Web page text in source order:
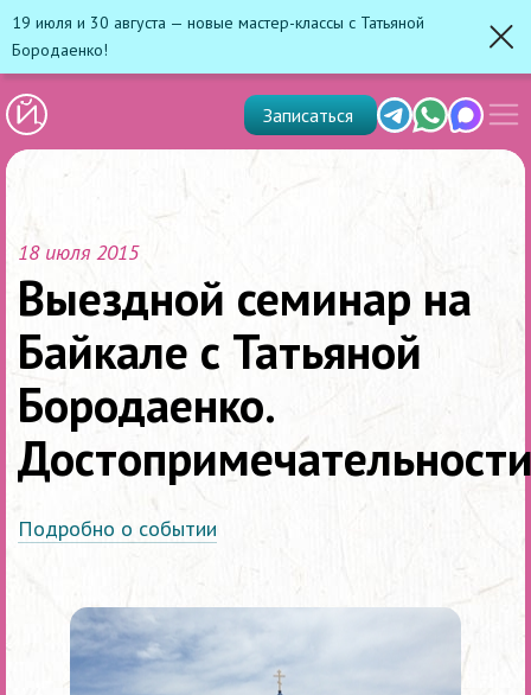
19 июля и 30 августа — новые мастер-классы с Татьяной
Бородаенко!
TelegramWhats'app
Max
Записаться
меню
18 июля 2015
Выездной семинар на
Байкале с Татьяной
Бородаенко.
Подробно о событии